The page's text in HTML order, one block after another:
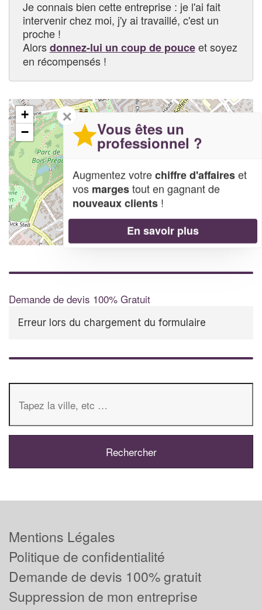
Je connais bien cette entreprise : je l'ai fait
intervenir chez moi, j'y ai travaillé, c'est un
proche !
Alorsdonnez-lui un coup de pouceet soyez
en récompensés !
+
−
Demande de devis 100% Gratuit
Erreur lors du chargement du formulaire
✕
Vous êtes un
professionnel ?
Augmentez votrechiffre d'affaireset
vos margestout en gagnant de
nouveaux clients !
En savoir plus
Mentions Légales
Politique de confidentialité
Demande de devis 100% gratuit
Suppression de mon entreprise